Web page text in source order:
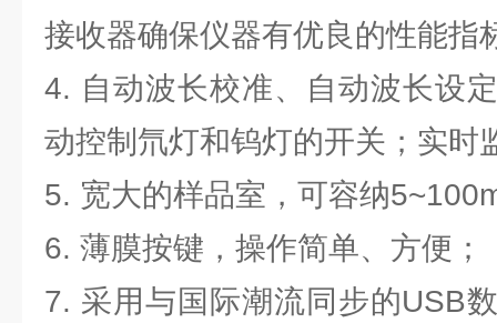
接收器确保仪器有优良的性能指
4. 自动波长校准、自动波长设
动控制氘灯和钨灯的开关；实
5. 宽大的样品室，可容纳
6. 薄膜按键，操作简单、方便；
7. 采用与国际潮流同步的USB